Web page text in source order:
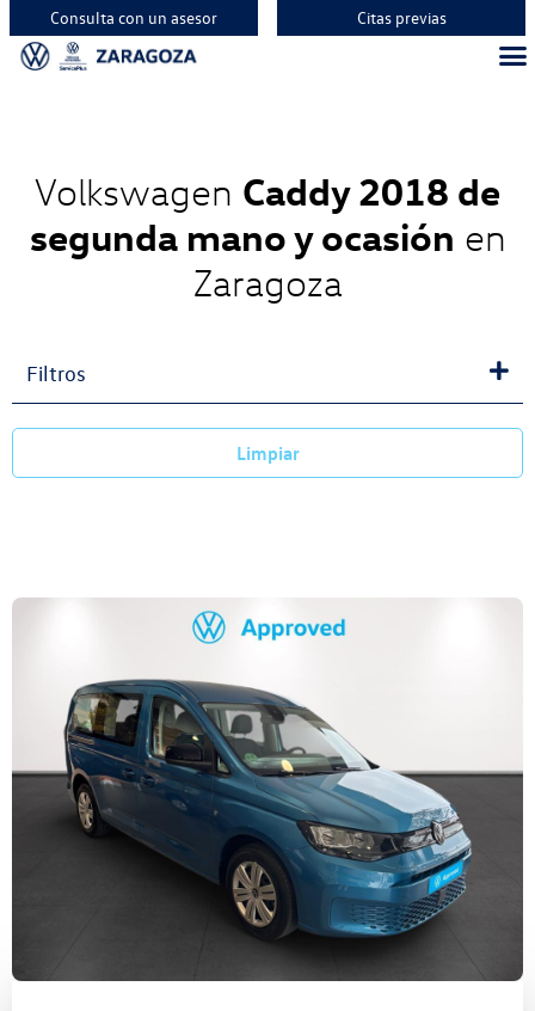
Consulta con un asesor Citas previas
Volkswagen Caddy 2018 de
segunda mano y ocasión en
Zaragoza
Filtros
Limpiar